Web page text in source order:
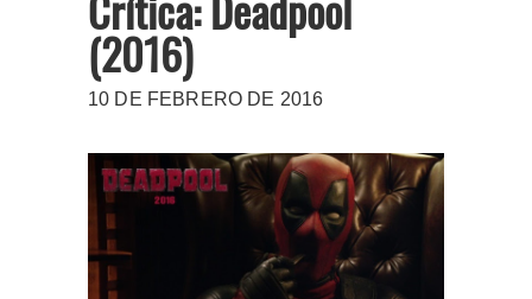
(2016)
10 DE FEBRERO DE 2016